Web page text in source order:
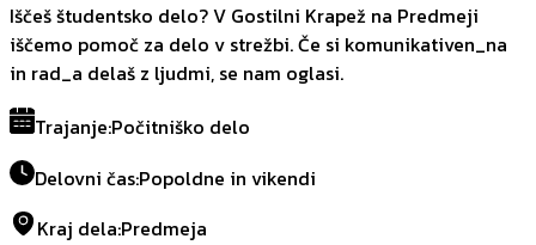
Iščeš študentsko delo? V Gostilni Krapež na Predmeji
iščemo pomoč za delo v strežbi. Če si komunikativen_na
in rad_a delaš z ljudmi, se nam oglasi.
Trajanje:Počitniško delo
Delovni čas:Popoldne in vikendi
Kraj dela:Predmeja